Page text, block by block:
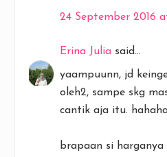
24 September 2016
Erina Julia said...
yaampuunn, jd
oleh2, sampe skg
cantik aja itu.
brapaan si